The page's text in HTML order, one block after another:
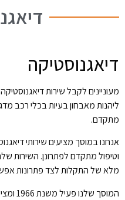
דיאגנוסטיקה
מעוניינים לקבל שירות
ליהנות מאבחון בעיות בכלי רכב
מתקדם.
אנחנו במוסך מציעים שירותי
וטיפול מתקדם לפתרונן. השירות
מלא של התקלות לצד פתרונות
המוסך